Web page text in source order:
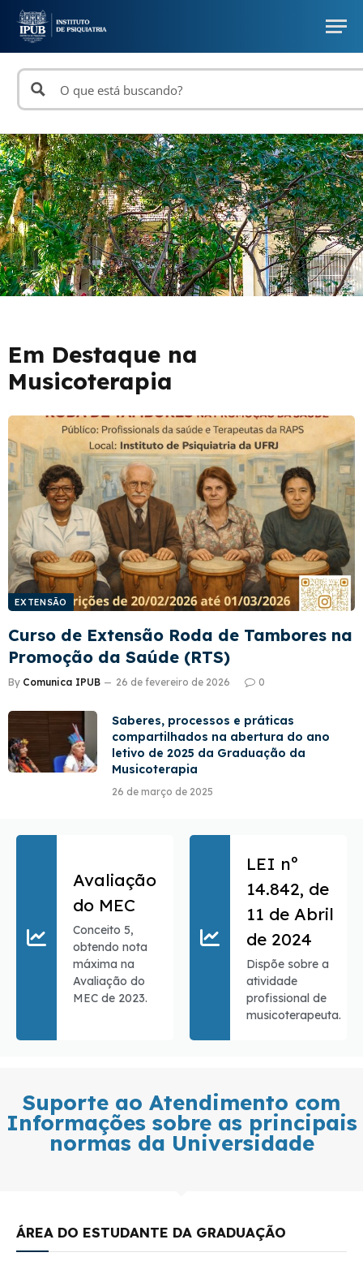
Em Destaque na
Musicoterapia
EXTENSÃO
Curso de Extensão Roda de Tambores na
Promoção da Saúde (RTS)
By Comunica IPUB 26 de fevereiro de 2026 0
Saberes, processos e práticas
compartilhados na abertura do ano
letivo de 2025 da Graduação da
Musicoterapia
26 de março de 2025
Avaliação
do MEC
Conceito 5,
obtendo nota
máxima na
Avaliação do
MEC de 2023.
LEI nº
14.842, de
11 de Abril
de 2024
Dispõe sobre a
atividade
profissional de
musicoterapeuta.
Suporte ao Atendimento com
Informações sobre as principais
normas da Universidade
ÁREA DO ESTUDANTE DA GRADUAÇÃO